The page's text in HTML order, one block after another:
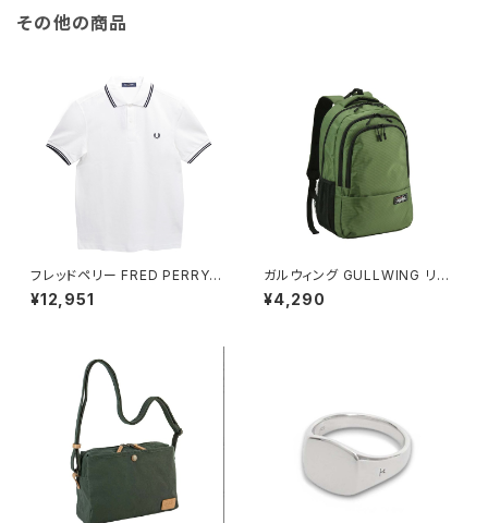
その他の商品
フレッドペリー FRED PERRY T
he Fred Perry Shirt M3600
ポロシャツ M3600-200-WHI
¥12,951
ガルウィング GULLWING リュ
ック 23L 軽量 大容量 デイパッ
ク 42603-2h メンズ グリーン
¥4,290